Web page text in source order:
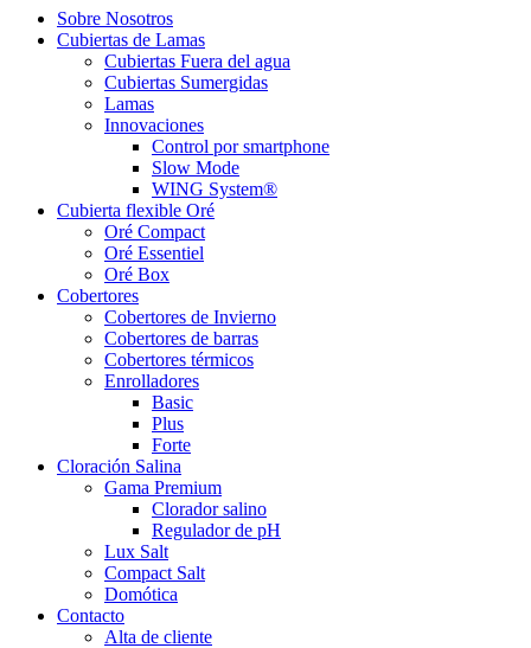
Sobre Nosotros
Cubiertas de Lamas
Cubiertas Fuera del agua
Cubiertas Sumergidas
Lamas
Innovaciones
Control por smartphone
Slow Mode
WING System®
Cubierta flexible Oré
Oré Compact
Oré Essentiel
Oré Box
Cobertores
Cobertores de Invierno
Cobertores de barras
Cobertores térmicos
Enrolladores
Basic
Plus
Forte
Cloración Salina
Gama Premium
Clorador salino
Regulador de pH
Lux Salt
Compact Salt
Domótica
Contacto
Alta de cliente